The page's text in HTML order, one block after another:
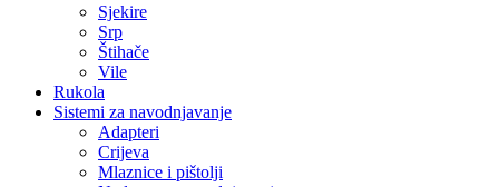
Sjekire
Srp
Štihače
Vile
Rukola
Sistemi za navodnjavanje
Adapteri
Crijeva
Mlaznice i pištolji